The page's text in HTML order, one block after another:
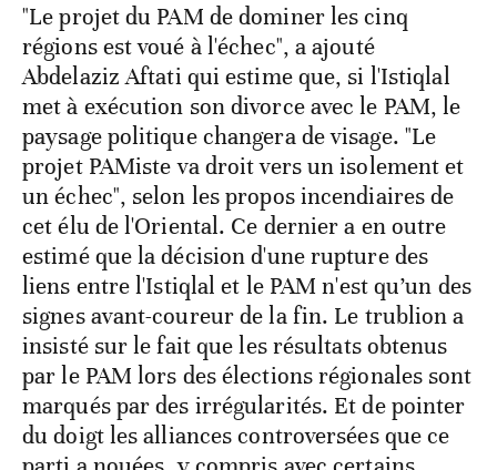
"Le projet du PAM de dominer les cinq
régions est voué à l'échec", a ajouté
Abdelaziz Aftati qui estime que, si l'Istiqlal
met à exécution son divorce avec le PAM, le
paysage politique changera de visage. "Le
projet PAMiste va droit vers un isolement et
un échec", selon les propos incendiaires de
cet élu de l'Oriental. Ce dernier a en outre
estimé que la décision d'une rupture des
liens entre l'Istiqlal et le PAM n'est qu’un des
signes avant-coureur de la fin. Le trublion a
insisté sur le fait que les résultats obtenus
par le PAM lors des élections régionales sont
marqués par des irrégularités. Et de pointer
du doigt les alliances controversées que ce